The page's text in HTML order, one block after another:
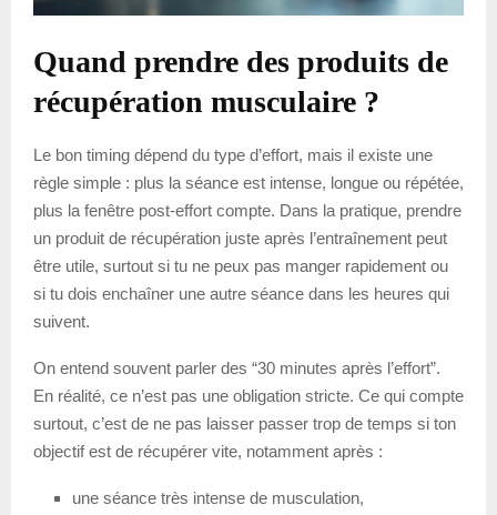
Quand prendre des produits de
récupération musculaire ?
Le bon timing dépend du type d’effort, mais il existe une
règle simple : plus la séance est intense, longue ou répétée,
plus la fenêtre post-effort compte. Dans la pratique, prendre
un produit de récupération juste après l’entraînement peut
être utile, surtout si tu ne peux pas manger rapidement ou
si tu dois enchaîner une autre séance dans les heures qui
suivent.
On entend souvent parler des “30 minutes après l’effort”.
En réalité, ce n’est pas une obligation stricte. Ce qui compte
surtout, c’est de ne pas laisser passer trop de temps si ton
objectif est de récupérer vite, notamment après :
une séance très intense de musculation,